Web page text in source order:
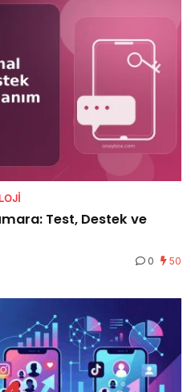
Test, Destek ve
0 50